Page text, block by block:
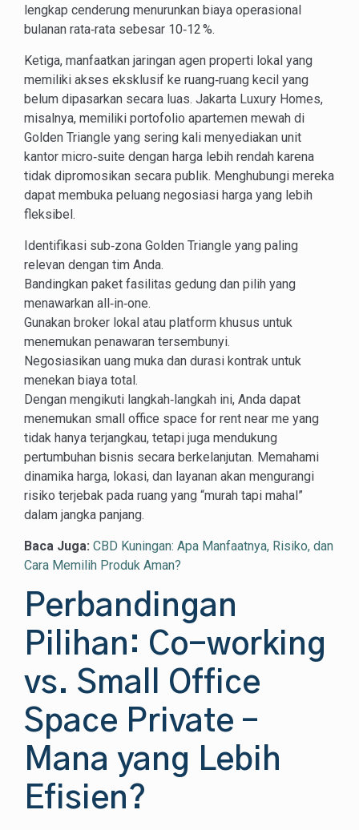
lengkap cenderung menurunkan biaya operasional
bulanan rata‑rata sebesar 10‑12 %.
Ketiga, manfaatkan jaringan agen properti lokal yang
memiliki akses eksklusif ke ruang‑ruang kecil yang
belum dipasarkan secara luas. Jakarta Luxury Homes,
misalnya, memiliki portofolio apartemen mewah di
Golden Triangle yang sering kali menyediakan unit
kantor micro‑suite dengan harga lebih rendah karena
tidak dipromosikan secara publik. Menghubungi mereka
dapat membuka peluang negosiasi harga yang lebih
fleksibel.
Identifikasi sub‑zona Golden Triangle yang paling
relevan dengan tim Anda.
Bandingkan paket fasilitas gedung dan pilih yang
menawarkan all‑in‑one.
Gunakan broker lokal atau platform khusus untuk
menemukan penawaran tersembunyi.
Negosiasikan uang muka dan durasi kontrak untuk
menekan biaya total.
Dengan mengikuti langkah‑langkah ini, Anda dapat
menemukan small office space for rent near me yang
tidak hanya terjangkau, tetapi juga mendukung
pertumbuhan bisnis secara berkelanjutan. Memahami
dinamika harga, lokasi, dan layanan akan mengurangi
risiko terjebak pada ruang yang “murah tapi mahal”
dalam jangka panjang.
Baca Juga: CBD Kuningan: Apa Manfaatnya, Risiko, dan
Cara Memilih Produk Aman?
Perbandingan
Pilihan: Co-working
vs. Small Office
Space Private –
Mana yang Lebih
Efisien?